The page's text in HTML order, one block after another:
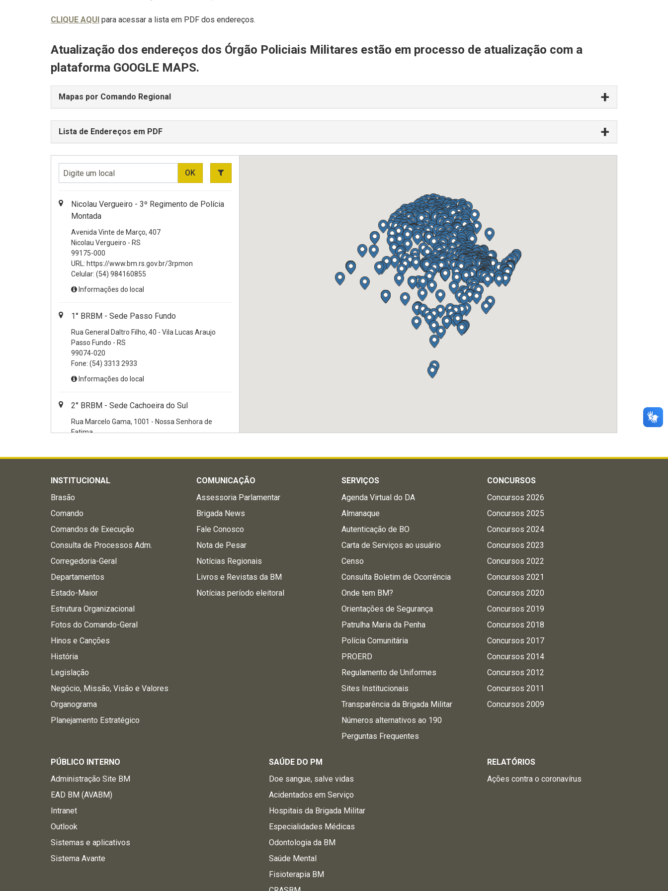
CLIQUE AQUI para acessar a lista em PDF dos endereços.
Atualização dos endereços dos Órgão Policiais Militares estão em processo de atualização com a
plataforma GOOGLE MAPS.
Mapas por Comando Regional
Lista de Endereços em PDF
Digite
um
OK
Nicolau Vergueiro - 3º Regimento de Polícia
Montada
Avenida Vinte de Março, 407
Nicolau Vergueiro - RS
99175-000
URL: https://www.bm.rs.gov.br/3rpmon
Celular: (54) 984160855
Informações do local
1° BRBM - Sede Passo Fundo
Rua General Daltro Filho, 40 - Vila Lucas Araujo
Passo Fundo - RS
99074-020
Fone: (54) 3313 2933
Informações do local
2° BRBM - Sede Cachoeira do Sul
Rua Marcelo Gama, 1001 - Nossa Senhora de
Fatima
Fone:
2º Batalhão de Polícia de Choque
Rua Venâncio Aires, 1596 - Centro
97010-002
Fone:55 - 98442-7783
3° BRBM - Sede Garibaldi
VRS-813, KM 16,4
Garibaldi - RS
Fone:
Fone:54 98421-1041
3º Batalhão de Polícia de Choque
99010-080
Fone:54 - 3335.8315
URL:https://www.bm.rs.gov.br/3bpchoque
Paraí - RS
INSTITUCIONAL
Brasão
Comando
Comandos de Execução
Consulta de Processos Adm.
Corregedoria-Geral
Departamentos
Estado-Maior
Estrutura Organizacional
Fotos do Comando-Geral
Hinos e Canções
História
Legislação
Negócio, Missão, Visão e Valores
Organograma
Planejamento Estratégico
COMUNICAÇÃO
Assessoria Parlamentar
Brigada News
Fale Conosco
Nota de Pesar
Notícias Regionais
Livros e Revistas da BM
Notícias período eleitoral
SERVIÇOS
Agenda Virtual do DA
Almanaque
Autenticação de BO
Carta de Serviços ao usuário
Censo
Consulta Boletim de Ocorrência
Onde tem BM?
Orientações de Segurança
Patrulha Maria da Penha
Polícia Comunitária
PROERD
Regulamento de Uniformes
Sites Institucionais
Transparência da Brigada Militar
Números alternativos ao 190
Perguntas Frequentes
CONCURSOS
Concursos 2026
Concursos 2025
Concursos 2024
Concursos 2023
Concursos 2022
Concursos 2021
Concursos 2020
Concursos 2019
Concursos 2018
Concursos 2017
Concursos 2014
Concursos 2012
Concursos 2011
Concursos 2009
PÚBLICO INTERNO
Administração Site BM
EAD BM (AVABM)
Intranet
Outlook
Sistemas e aplicativos
Sistema Avante
SAÚDE DO PM
Doe sangue, salve vidas
Acidentados em Serviço
Hospitais da Brigada Militar
Especialidades Médicas
Odontologia da BM
Saúde Mental
Fisioterapia BM
RELATÓRIOS
Ações contra o coronavírus